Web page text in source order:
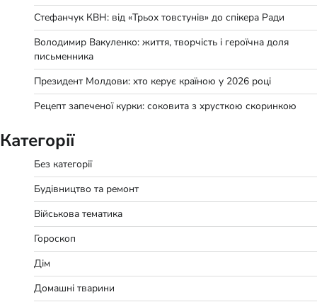
Стефанчук КВН: від «Трьох товстунів» до спікера Ради
Володимир Вакуленко: життя, творчість і героїчна доля
письменника
Президент Молдови: хто керує країною у 2026 році
Рецепт запеченої курки: соковита з хрусткою скоринкою
Категорії
Без категорії
Будівництво та ремонт
Військова тематика
Гороскоп
Дім
Домашні тварини